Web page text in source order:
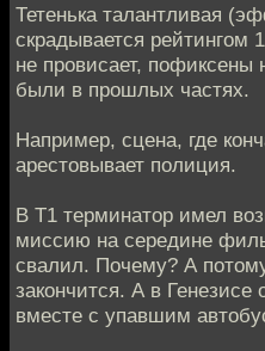
Тетенька талантливая
скрадывается рейтингом
не провисает, пофиксены
были в прошлых частях.
Например, сцена, где
арестовывает полиция.
В Т1 терминатор имел
миссию на середине
свалил. Почему? А
закончится. А в Генезисе
вместе с упавшим